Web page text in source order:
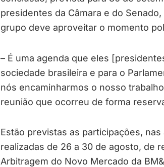
presidentes da Câmara e do
grupo deve aproveitar o momento
– É uma agenda que eles
sociedade brasileira e para o
nós encaminharmos o nosso
reunião que ocorreu de forma
Estão previstas as participações,
realizadas de 26 a 30 de agosto, de
Arbitragem do Novo Mercado da